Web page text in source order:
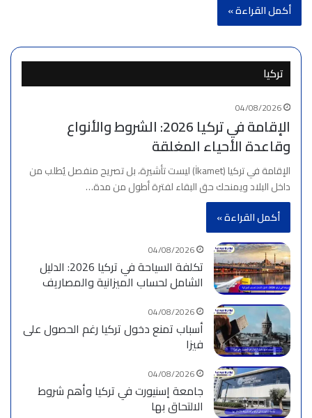
أكمل القراءة »
تركيا
04/08/2026
الإقامة في تركيا 2026: الشروط والأنواع
وقاعدة الأحياء المغلقة
الإقامة في تركيا (İkamet) ليست تأشيرة، بل تصريح منفصل يُطلب من
داخل البلاد ويمنحك حق البقاء لفترة أطول من مدة…
أكمل القراءة »
04/08/2026
تكلفة السياحة في تركيا 2026: الدليل
الشامل لحساب الميزانية والمصاريف
04/08/2026
أسباب تمنع دخول تركيا رغم الحصول على
فيزا
04/08/2026
جامعة إسنيورت في تركيا وأهم شروط
الالتحاق بها